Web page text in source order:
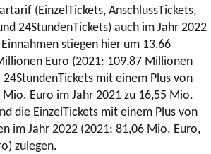
(EinzelTickets, AnschlussTickets,
24StundenTickets) auch im Jahr 2022
stiegen hier um 13,66
Euro (2021: 109,87 Millionen
mit einem Plus von
Euro im Jahr 2021 zu 16,55 Mio.
die EinzelTickets mit einem Plus von
im Jahr 2022 (2021: 81,06 Mio. Euro,
zulegen.